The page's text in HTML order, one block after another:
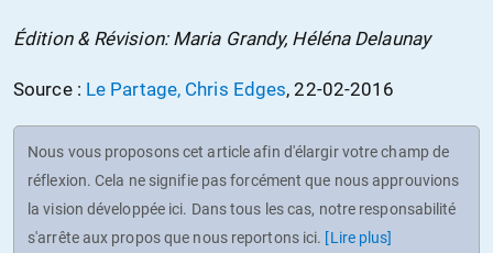
Édition & Révision: Maria Grandy, Héléna Delaunay
Source : Le Partage, Chris Edges, 22-02-2016
Nous vous proposons cet article afin d'élargir votre champ de
réflexion. Cela ne signifie pas forcément que nous approuvions
la vision développée ici. Dans tous les cas, notre responsabilité
s'arrête aux propos que nous reportons ici. [Lire plus]